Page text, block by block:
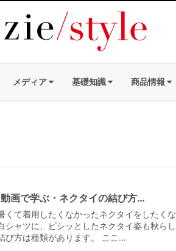
メディア 基礎知識 商品情報
画で学ぶ・ネクタイの結び方…
くて着用したくなかったネクタイをしたくな
シャツに、ピシッとしたネクタイ姿も秋らし
び方は種類があります。 ここ…